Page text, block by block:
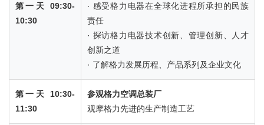
第一天 09:30-
10:30
· 感受格力电器在全球化进程所承担的民族
责任
· 探访格力电器技术创新、管理创新、人才
创新之道
· 了解格力发展历程、产品系列及企业文化
第一天 10:30-
11:30
参观格力空调总装厂
观摩格力先进的生产制造工艺